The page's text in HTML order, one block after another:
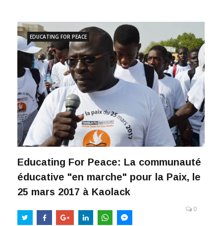
EDUCATING FOR PEACE
Educating For Peace: La communauté
éducative "en marche" pour la Paix, le
25 mars 2017 à Kaolack
0